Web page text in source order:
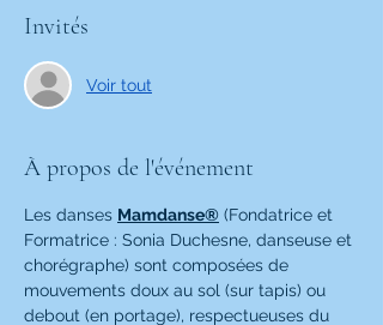
Invités
Voir tout
À propos de l'événement
Les danses Mamdanse® (Fondatrice et
Formatrice : Sonia Duchesne, danseuse et
chorégraphe) sont composées de
mouvements doux au sol (sur tapis) ou
debout (en portage), respectueuses du